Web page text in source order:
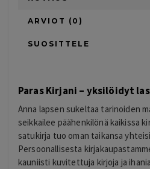
ARVIOT (0)
SUOSITTELE
Paras Kirjani – yksilöidyt
Anna lapsen sukeltaa tarinoiden
seikkailee päähenkilönä kaikissa
satukirja tuo oman taikansa
Persoonallisesta
kauniisti kuvitettuja kirjoja ja